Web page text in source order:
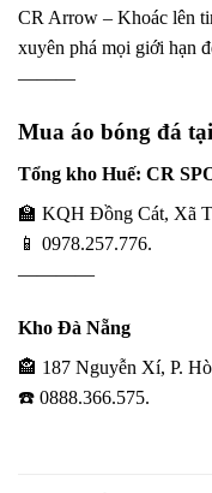
CR Arrow – Khoác lên
xuyên phá mọi giới hạn
———
Mua áo bóng đá tại
Tổng kho Huế: CR
🏫 KQH Đồng Cát, Xã
📱 0978.257.776.
————
Kho Đà Nẵng
🏤 187 Nguyễn Xí, P.
☎️ 0888.366.575.